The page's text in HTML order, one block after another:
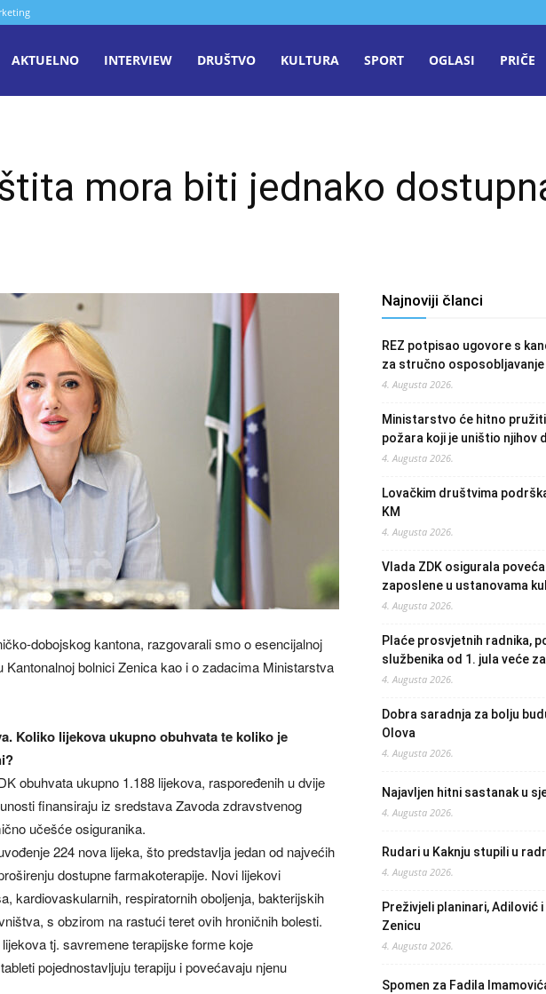
AKTUELNO INTERVIEW DRUŠTVO KULTURA SPORT OGLASI PRIČE
mora biti jednako
dobojskog kantona, razgovarali smo o esencijalnoj
bolnici Zenica kao i o zadacima Ministarstva
Koliko lijekova ukupno obuhvata te koliko je
obuhvata ukupno 1.188 lijekova, raspoređenih u dvije
finansiraju iz sredstava Zavoda zdravstvenog
učešće osiguranika.
224 nova lijeka, što predstavlja jedan od najvećih
dostupne farmakoterapije. Novi lijekovi
kardiovaskularnih, respiratornih oboljenja, bakterijskih
s obzirom na rastući teret ovih hroničnih bolesti.
tj. savremene terapijske forme koje
pojednostavljuju terapiju i povećavaju njenu
Najnoviji članci
REZ potpisao ugovore s
za stručno osposobljavanje
4. Augusta 2026.
Ministarstvo će hitno
požara koji je uništio njihov
4. Augusta 2026.
Lovačkim društvima
KM
4. Augusta 2026.
Vlada ZDK osigurala
zaposlene u ustanovama
4. Augusta 2026.
Plaće prosvjetnih radnika,
službenika od 1. jula veće
4. Augusta 2026.
Dobra saradnja za bolju
Olova
4. Augusta 2026.
Najavljen hitni sastanak u
4. Augusta 2026.
Rudari u Kaknju stupili u
4. Augusta 2026.
Preživjeli planinari, Adilović
Zenicu
4. Augusta 2026.
Spomen za Fadila